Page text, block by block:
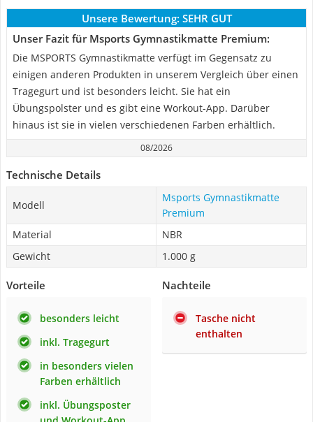
Unsere Bewertung: SEHR GUT
Unser Fazit für Msports Gymnastikmatte Premium:
Die MSPORTS Gymnastikmatte verfügt im Gegensatz zu
einigen anderen Produkten in unserem Vergleich über einen
Tragegurt und ist besonders leicht. Sie hat ein
Übungspolster und es gibt eine Workout-App. Darüber
hinaus ist sie in vielen verschiedenen Farben erhältlich.
08/2026
Technische Details
Modell
Msports Gymnastikmatte
Premium
Material
NBR
Gewicht
1.000 g
Vorteile
besonders leicht
inkl. Tragegurt
in besonders vielen
Farben erhältlich
inkl. Übungsposter
Nachteile
Tasche nicht
enthalten